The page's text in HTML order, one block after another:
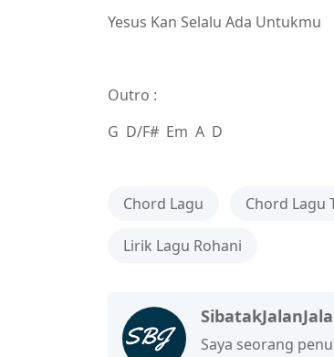
Yesus Kan Selalu Ada Untukmu
Outro :
G D/F# Em A D
Chord Lagu Chord Lagu
Lirik Lagu Rohani
Saya seorang